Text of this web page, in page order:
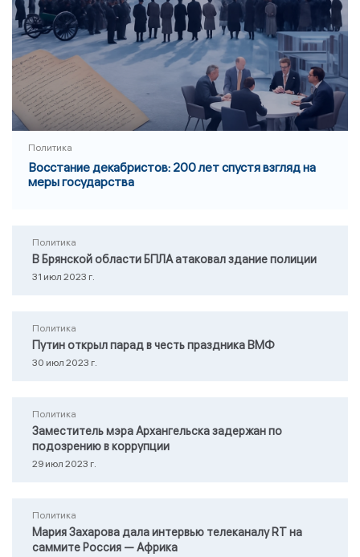
Политика
Восстание декабристов: 200 лет спустя взгляд на
меры государства
Политика
В Брянской области БПЛА атаковал здание полиции
31 июл 2023 г.
Политика
Путин открыл парад в честь праздника ВМФ
30 июл 2023 г.
Политика
Заместитель мэра Архангельска задержан по
подозрению в коррупции
29 июл 2023 г.
Политика
Мария Захарова дала интервью телеканалу RТ на
саммите Россия — Африка